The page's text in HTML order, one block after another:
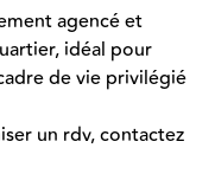
agencé et
idéal pour
de vie privilégié
un rdv, contactez